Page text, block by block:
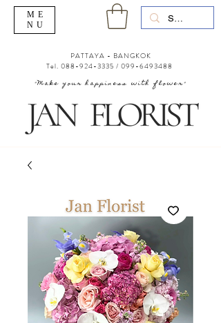
"Make your happiness with flower"
PATTAYA - BANGKOK
Tel. 088-924-3335 / 099-6493488
ME
NU